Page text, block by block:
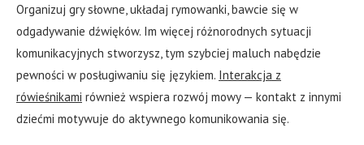
Organizuj gry słowne, układaj rymowanki, bawcie się w
odgadywanie dźwięków. Im więcej różnorodnych sytuacji
komunikacyjnych stworzysz, tym szybciej maluch nabędzie
pewności w posługiwaniu się językiem. Interakcja z
rówieśnikami również wspiera rozwój mowy — kontakt z innymi
dziećmi motywuje do aktywnego komunikowania się.